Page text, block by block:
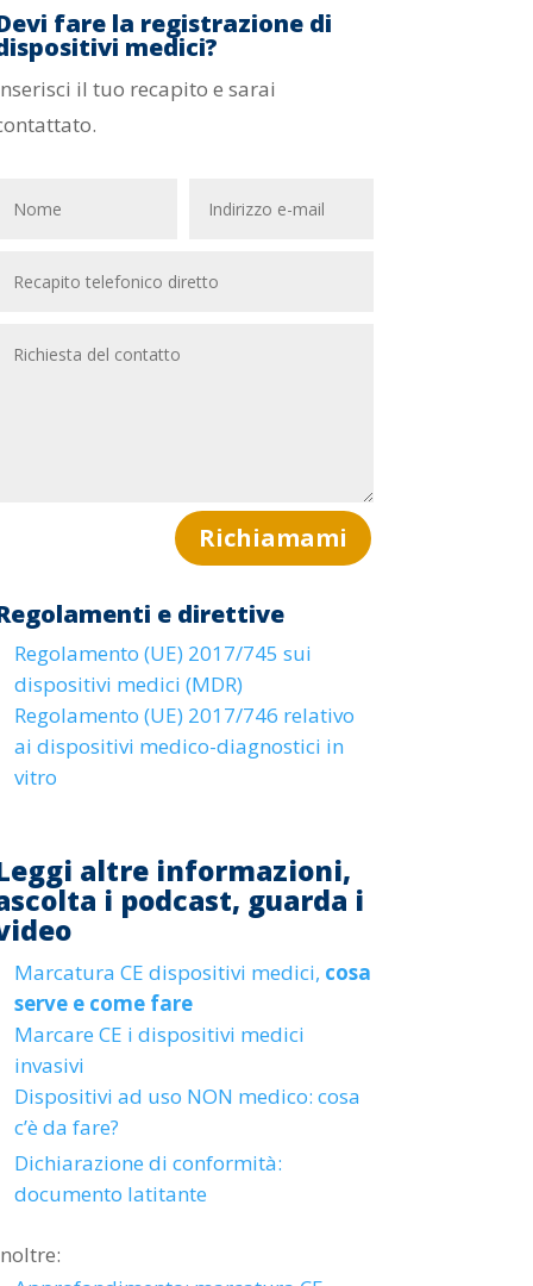
fare la registrazione di
medici?
il tuo recapito e sarai
Richiamami
e direttive
Regolamento (UE) 2017/745 sui
dispositivi medici (MDR)
Regolamento (UE) 2017/746 relativo
ai dispositivi medico-diagnostici in
vitro
altre informazioni,
i podcast, guarda i
Marcatura CE dispositivi medici, cosa
serve e come fare
Marcare CE i dispositivi medici
invasivi
Dispositivi ad uso NON medico: cosa
c’è da fare?
Dichiarazione di conformità:
documento latitante